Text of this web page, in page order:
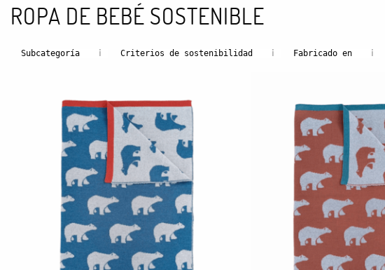
ROPA DE BEBÉ SOSTENIBLE
i
Subcategoría i
Criterios de sostenibilidad i
Fabricado en